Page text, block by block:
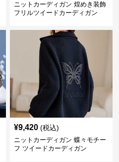
ニットカーディガン 煌めき装飾
フリルツイードカーディガン
¥9,420 (税込)
ニットカーディガン 蝶々モチー
フ ツイードカーディガン